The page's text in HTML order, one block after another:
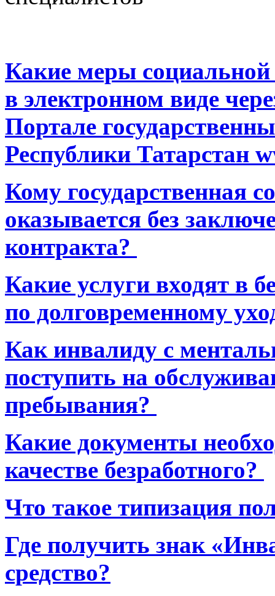
Какие меры
в электронном виде
Портале
Республики Татарстан
Кому государственная
оказывается без
контракта?
Какие услуги входят в
по долговременному
Как инвалиду с
поступить на
пребывания?
Какие документы
качестве безработного?
Что такое типизация
Где получить знак
средство?